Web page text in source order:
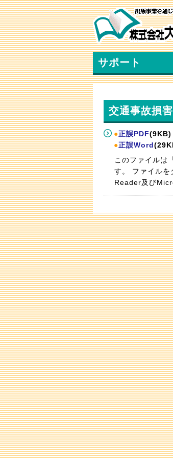
サポート
交通事故損
●正誤PDF(9KB)
●正誤Word
このファイルは
す。 ファイル
Reader及び